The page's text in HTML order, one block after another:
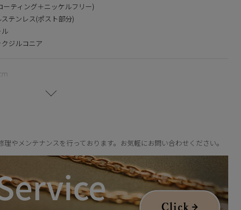
で引き起こるアレルギーを防ぐために、ニッケルをほぼ含まずに作ら
が特殊な膜で覆われており、皮膚や汗に触れてもイオン化して溶け
ーティング＋ニッケルフリー)
テンレス(ポスト部分)
ジルコニア
やメンテナンスを行っております。お気軽にお問い合わせください。